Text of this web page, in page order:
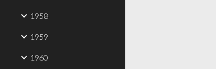
1958
1959
1960